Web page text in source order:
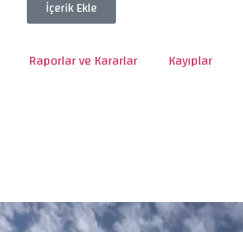
İçerik Ekle
Raporlar ve Kararlar Kayıplar